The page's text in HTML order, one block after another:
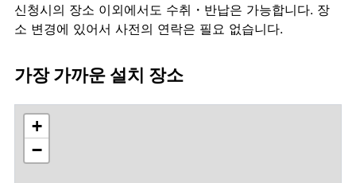
신청시의 장소 이외에서도 수취・반납은 가능합니다. 장
소 변경에 있어서 사전의 연락은 필요 없습니다.
가장 가까운 설치 장소
+
−